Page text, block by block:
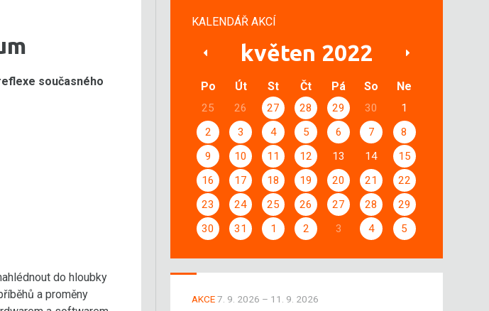
současného
do hloubky
a proměny
KALENDÁŘ AKCÍ
květen 2022
Po Út St Čt Pá So Ne
25 26 27 28 29 30
1
2
3 4 5 6 7
8
9
10 11 12 13 14
15
16
17 18 19 20 21
22
23
24 25 26 27 28
29
30
31 1 2 3 4 5
AKCE7. 9. 2026 – 11. 9. 2026